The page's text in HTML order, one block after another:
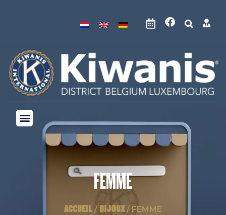
FEMME
ACCUEIL / BIJOUX/ FEMME